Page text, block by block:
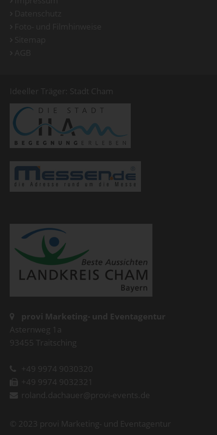
Ideeller Träger: Stadt Cham
provi Marketing- und Eventagentur
Asternweg 1a
93455 Traitsching
+49 9974 9030320
+49 9974 9032321
roland.dachauer@provi-events.de
© 2023 provi Marketing- und Eventagentur